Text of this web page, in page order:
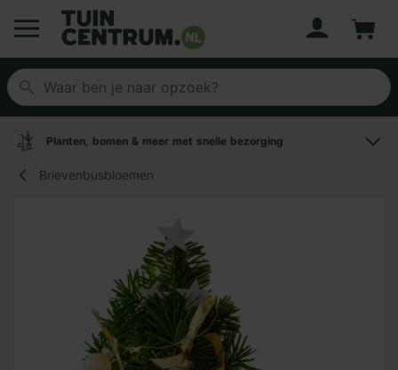
Logo Tuincentrum.nl
Planten, bomen & meer met snelle bezorging
Brievenbusbloemen